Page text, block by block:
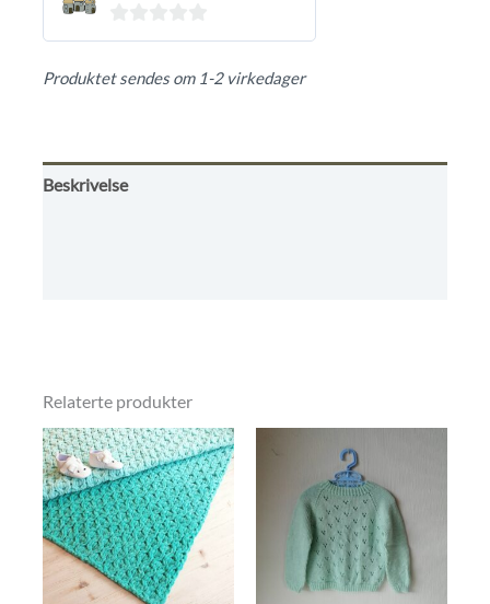
0
Produktet sendes om 1-2 virkedager
Beskrivelse
Relaterte produkter